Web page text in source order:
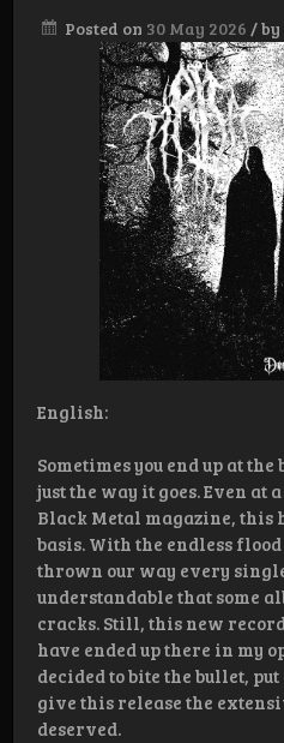
Posted on 30 May 2026 /by
English:
Sometimes you end up at
just the way it goes. Even
Black Metal magazine, this
basis. With the endless
thrown our way every
understandable that some
cracks. Still, this new
have ended up there in my
decided to bite the bullet,
give this release the
deserved.